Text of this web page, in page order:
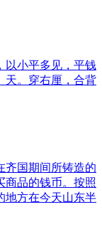
小平多见，平钱
天。穿右厘，合背
齐国期间所铸造的
商品的钱币。按照
地方在今天山东半